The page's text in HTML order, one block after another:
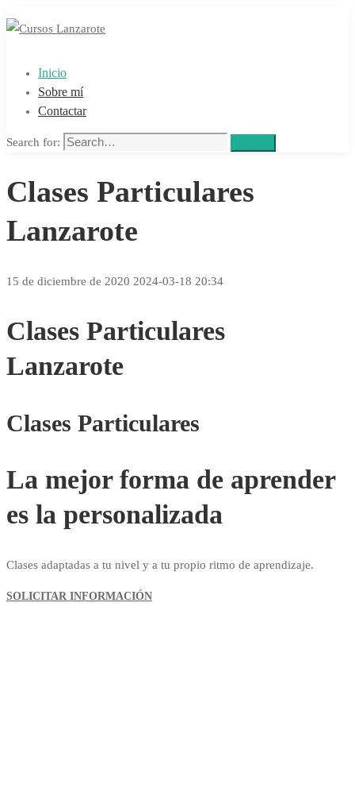
Inicio
Sobre mí
Contactar
Search for:
Clases Particulares
Lanzarote
15 de diciembre de 2020 2024-03-18 20:34
Clases Particulares
Lanzarote
Clases Particulares
La mejor forma de aprender
es la personalizada
Clases adaptadas a tu nivel y a tu propio ritmo de aprendizaje.
SOLICITAR INFORMACIÓN